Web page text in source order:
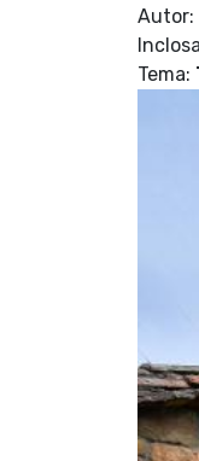
Autor:
Tema: